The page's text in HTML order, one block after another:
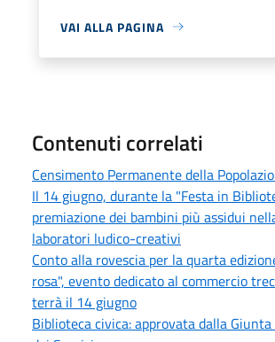
VAI ALLA PAGINA
Contenuti correlati
Censimento Permanente della
Il 14 giugno, durante la "Festa in
premiazione dei bambini più assidui
laboratori ludico-creativi
Conto alla rovescia per la quarta
rosa", evento dedicato al commercio
terrà il 14 giugno
Biblioteca civica: approvata dalla